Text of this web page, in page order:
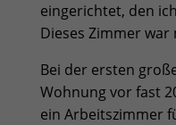
eingerichtet, den
Dieses Zimmer war
Bei der ersten
Wohnung vor fast
ein Arbeitszimmer